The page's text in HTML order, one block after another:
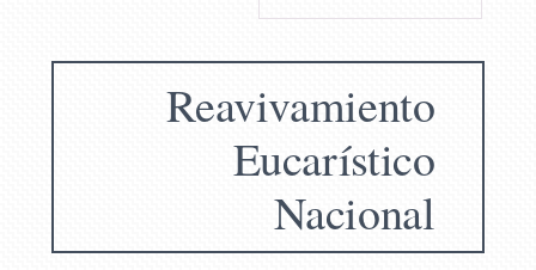
Reavivamiento
Eucarístico
Nacional